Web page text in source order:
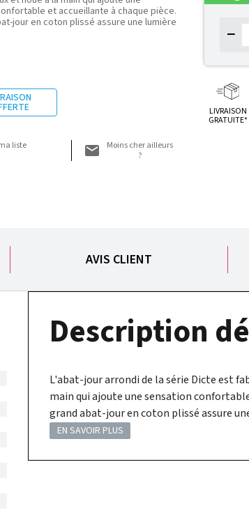
et accueillante à chaque pièce.
jour en coton plissé assure une lumière
liste
Moins cher ailleurs
?
−
LIVRAISON
GRATUITE*
AVIS CLIENT
Description
L'abat-jour arrondi de la série Dicte est
main qui ajoute une sensation
grand abat-jour en coton plissé assure
EN SAVOIR PLUS